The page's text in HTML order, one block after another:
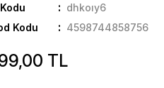
dhkoıy6
Kodu
4598744858756
TL